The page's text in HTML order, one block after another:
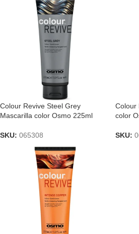
Colour Revive Steel Grey
Mascarilla color Osmo 225ml
SKU: 065308
Colour
color
SKU: